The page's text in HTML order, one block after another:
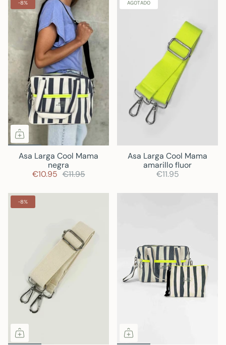
-8%
Asa Larga Cool Mama
negra
€10.95 €11.95
AGOTADO
Asa Larga Cool Mama
amarillo fluor
€11.95
-8%